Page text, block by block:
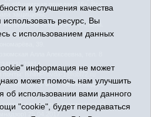
«Ишимская правда». 16+. Все
защищены.
ссылка обязательна.
Тюменская область, г. Ишим, ул.
(34551) 23814
почты:
IshimPravda-1@obl72.ru
СМИ Эл № ФС77-69445 выдано
по надзору в сфере связи,
и массовых коммуникаций
и улучшения качества
ресурс, Вы
с использованием данных
информация не может
может помочь нам улучшить
об использовании вами данного
"cookie", будет передаваться